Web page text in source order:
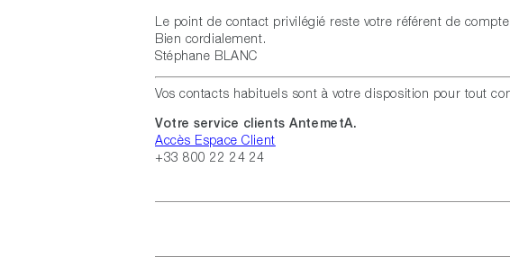
Le point de contact privilégié reste votre référent de compte.
Bien cordialement.
Stéphane BLANC
Vos contacts habituels sont à votre disposition pour tout
Votre service clients AntemetA.
Accès Espace Client
+33 800 22 24 24